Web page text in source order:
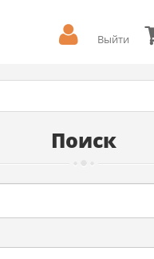
Выйти
Поиск